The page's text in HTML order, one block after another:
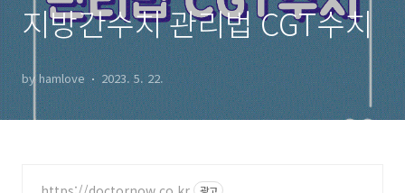
지방간수치 관리법 CGT수치
by hamlove 2023. 5. 22.
광고